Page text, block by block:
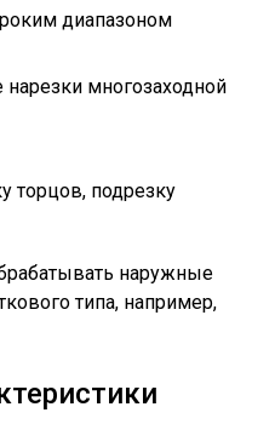
диапазоном
многозаходной
торцов, подрезку
наружные
типа, например,